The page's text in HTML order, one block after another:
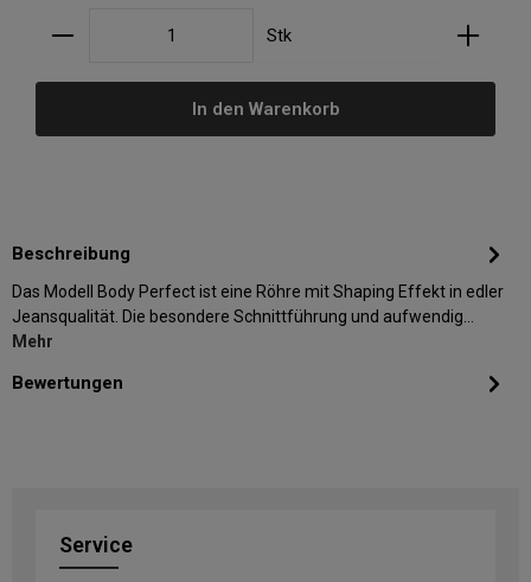
Produkt Anzahl: Gib den gewünschten Wert ein
Stk
In den Warenkorb
Beschreibung
Das Modell Body Perfect ist eine Röhre mit Shaping Effekt in edler
Jeansqualität. Die besondere Schnittführung und aufwendig…
Mehr
Bewertungen
Service